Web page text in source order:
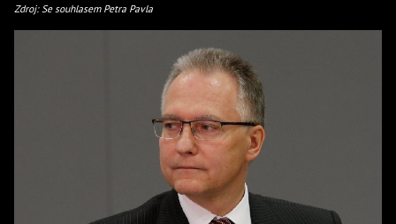
Zdroj: Se souhlasem Petra Pavla